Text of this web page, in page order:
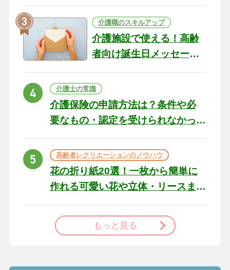
介護職のスキルアップ
介護施設で使える！高齢
者向け誕生日メッセージ
ト
介護士の常識
介護保険の申請方法は？条件や必
要なもの・認定を受けられなかっ
高齢者レクリエーションのノウハウ
花の折り紙20選！一枚から簡単に
作れる可愛い花や立体・リースま
もっと見る